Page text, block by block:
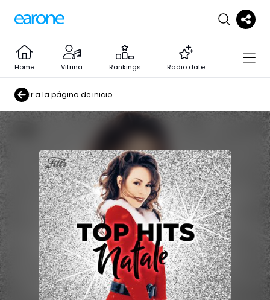
Home Vitrina Rankings Radio date
Ir a la página de inicio